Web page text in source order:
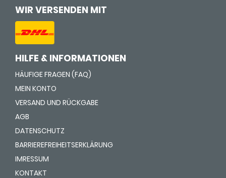
WIR VERSENDEN MIT
HILFE & INFORMATIONEN
HÄUFIGE FRAGEN (FAQ)
MEIN KONTO
VERSAND UND RÜCKGABE
AGB
DATENSCHUTZ
BARRIEREFREIHEITSERKLÄRUNG
IMRESSUM
KONTAKT